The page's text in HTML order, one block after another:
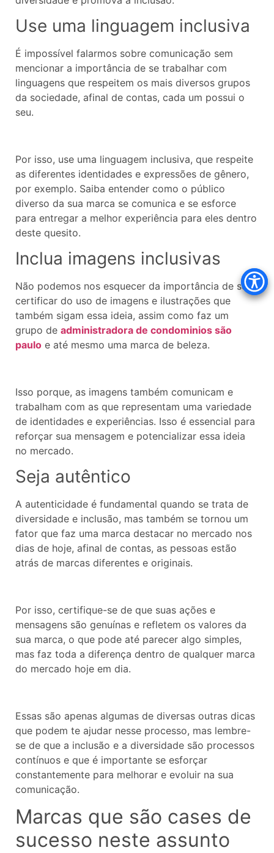
Use uma linguagem inclusiva
É impossível falarmos sobre comunicação sem
mencionar a importância de se trabalhar com
linguagens que respeitem os mais diversos grupos
da sociedade, afinal de contas, cada um possui o
seu.
Por isso, use uma linguagem inclusiva, que respeite
as diferentes identidades e expressões de gênero,
por exemplo. Saiba entender como o público
diverso da sua marca se comunica e se esforce
para entregar a melhor experiência para eles dentro
deste quesito.
Inclua imagens inclusivas
Não podemos nos esquecer da importância de se
certificar do uso de imagens e ilustrações que
também sigam essa ideia, assim como faz um
grupo de administradora de condominios são
paulo e até mesmo uma marca de beleza.
Isso porque, as imagens também comunicam e
trabalham com as que representam uma variedade
de identidades e experiências. Isso é essencial para
reforçar sua mensagem e potencializar essa ideia
no mercado.
Seja autêntico
A autenticidade é fundamental quando se trata de
diversidade e inclusão, mas também se tornou um
fator que faz uma marca destacar no mercado nos
dias de hoje, afinal de contas, as pessoas estão
atrás de marcas diferentes e originais.
Por isso, certifique-se de que suas ações e
mensagens são genuínas e refletem os valores da
sua marca, o que pode até parecer algo simples,
mas faz toda a diferença dentro de qualquer marca
do mercado hoje em dia.
Essas são apenas algumas de diversas outras dicas
que podem te ajudar nesse processo, mas lembre-
se de que a inclusão e a diversidade são processos
contínuos e que é importante se esforçar
constantemente para melhorar e evoluir na sua
comunicação.
Marcas que são cases de
sucesso neste assunto